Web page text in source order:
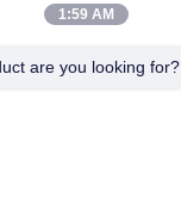
rapidement
1:59 AM
are you looking for?